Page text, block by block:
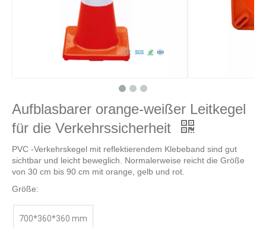
Aufblasbarer orange-weißer Leitkegel
für die Verkehrssicherheit
PVC -Verkehrskegel mit reflektierendem Klebeband sind gut
sichtbar und leicht beweglich. Normalerweise reicht die Größe
von 30 cm bis 90 cm mit orange, gelb und rot.
Größe:
700*360*360 mm